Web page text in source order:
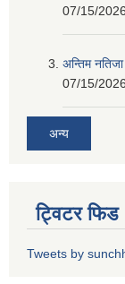
07/15/
अन्तिम
07/15/
अन्य
ट्विटर फिड
Tweets by